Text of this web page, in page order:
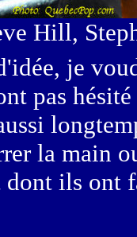
Hill,
je
pas
la main
dont ils ont